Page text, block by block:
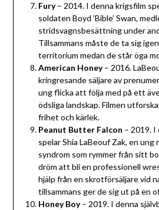
Fury– 2014. I denna krigsfilm
soldaten Boyd ’Bible’ Swan,
stridsvagnsbesättning under
Tillsammans måste de ta sig
territorium medan de står öga
American Honey– 2016.
kringresande säljare av
ung flicka att följa med på ett
ödsliga landskap. Filmen
frihet och kärlek.
Peanut Butter Falcon – 2019. I
spelar Shia LaBeouf Zak, en ung
syndrom som rymmer från sitt
dröm att bli en professionell
hjälp från en skrotförsäljare vid
tillsammans ger de sig ut på en
Honey Boy– 2019. I denna